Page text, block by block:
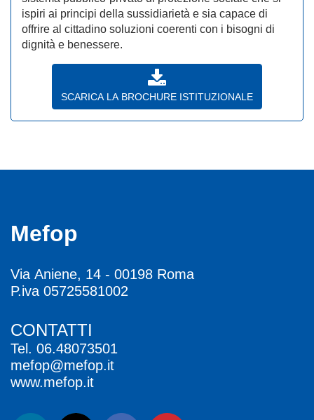
ispiri ai principi della sussidiarietà e sia capace di
offrire al cittadino soluzioni coerenti con i bisogni di
dignità e benessere.
SCARICA LA BROCHURE ISTITUZIONALE
Mefop
Via Aniene, 14 - 00198 Roma
P.iva 05725581002
CONTATTI
Tel. 06.48073501
mefop@mefop.it
www.mefop.it